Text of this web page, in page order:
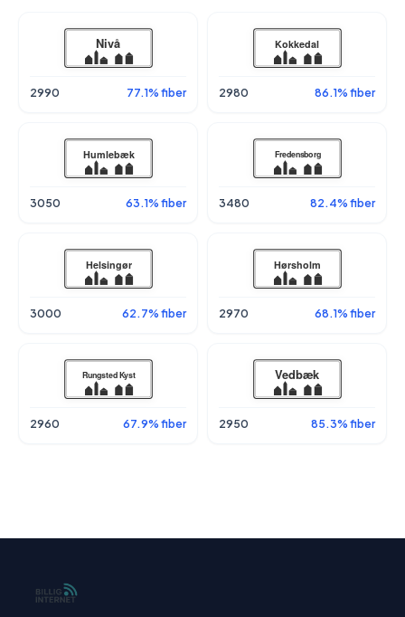
2990 77.1% fiber 2980 86.1% fiber
3050 63.1% fiber 3480 82.4% fiber
3000 62.7% fiber 2970 68.1% fiber
2960 67.9% fiber 2950 85.3% fiber